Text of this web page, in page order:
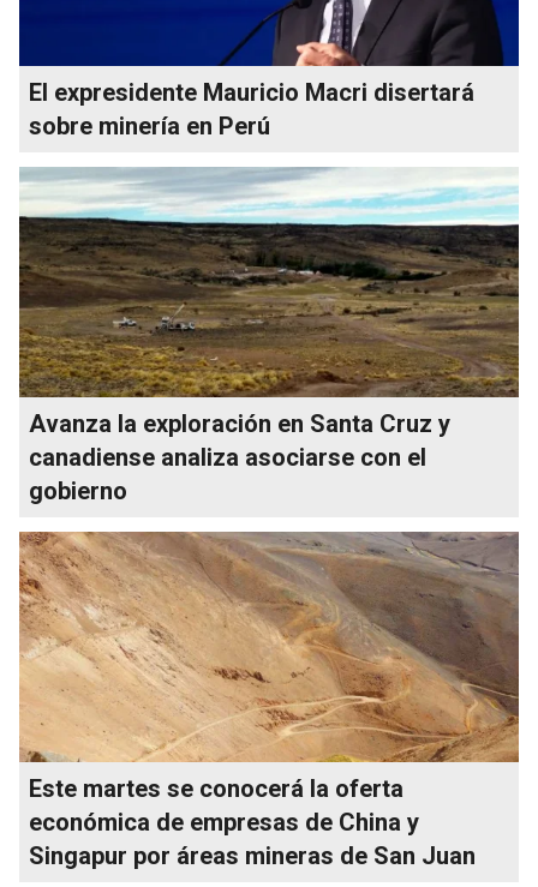
El expresidente Mauricio Macri disertará
sobre minería en Perú
Avanza la exploración en Santa Cruz y
canadiense analiza asociarse con el
gobierno
Este martes se conocerá la oferta
económica de empresas de China y
Singapur por áreas mineras de San Juan